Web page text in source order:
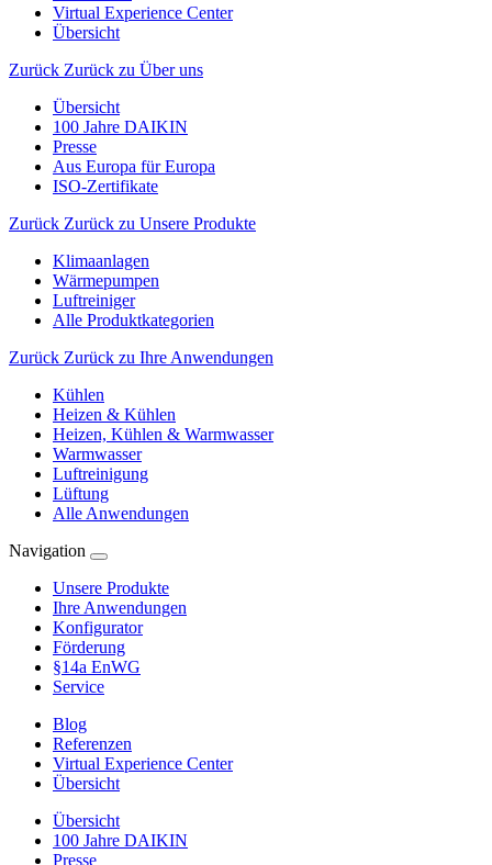
Virtual Experience Center
Übersicht
Zurück Zurück zu Über uns
Übersicht
100 Jahre DAIKIN
Presse
Aus Europa für Europa
ISO-Zertifikate
Zurück Zurück zu Unsere Produkte
Klimaanlagen
Wärmepumpen
Luftreiniger
Alle Produktkategorien
Zurück Zurück zu Ihre Anwendungen
Kühlen
Heizen & Kühlen
Heizen, Kühlen & Warmwasser
Warmwasser
Luftreinigung
Lüftung
Alle Anwendungen
Navigation
Unsere Produkte
Ihre Anwendungen
Konfigurator
Förderung
§14a EnWG
Service
Blog
Referenzen
Virtual Experience Center
Übersicht
Übersicht
100 Jahre DAIKIN
Presse